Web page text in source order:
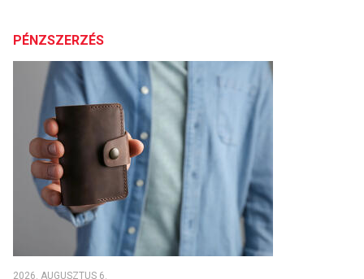
PÉNZSZERZÉS
2026. AUGUSZTUS 6.